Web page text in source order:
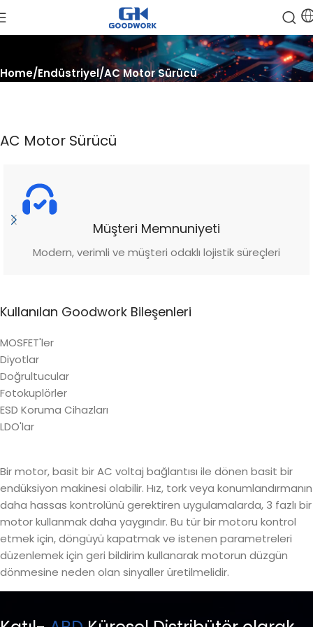
Home Endüstriyel AC Motor Sürücü
AC Motor Sürücü
Müşteri Memnuniyeti
Modern, verimli ve müşteri odaklı lojistik süreçleri
Kullanılan Goodwork Bileşenleri
MOSFET'ler
Diyotlar
Doğrultucular
Fotokuplörler
ESD Koruma Cihazları
LDO'lar
Bir motor, basit bir AC voltaj bağlantısı ile dönen basit bir
endüksiyon makinesi olabilir. Hız, tork veya konumlandırmanın
daha hassas kontrolünü gerektiren uygulamalarda, 3 fazlı bir
motor kullanmak daha yaygındır. Bu tür bir motoru kontrol
etmek için, döngüyü kapatmak ve istenen parametreleri
düzenlemek için geri bildirim kullanarak motorun düzgün
dönmesine neden olan sinyaller üretilmelidir.